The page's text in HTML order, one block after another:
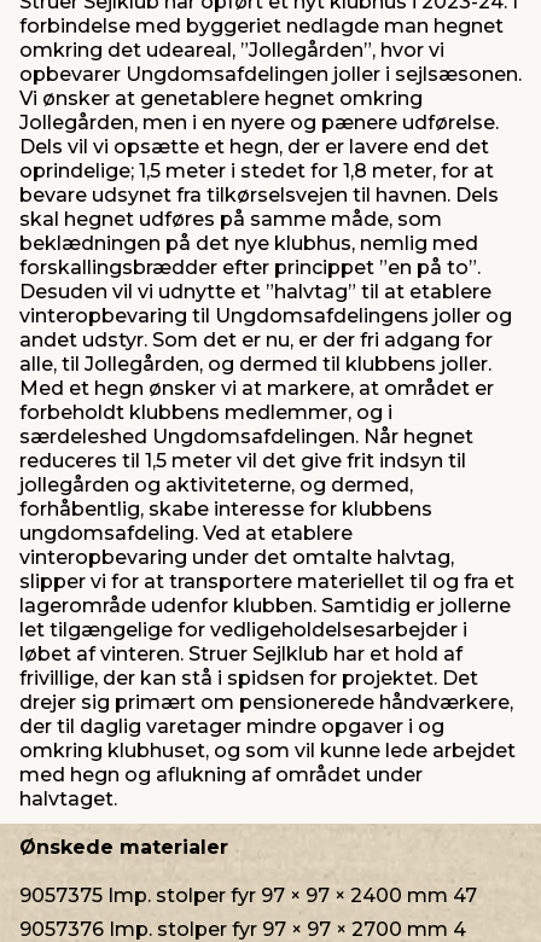
forbindelse med byggeriet nedlagde man hegnet
omkring det udeareal, ”Jollegården”, hvor vi
opbevarer Ungdomsafdelingen joller i sejlsæsonen.
Vi ønsker at genetablere hegnet omkring
Jollegården, men i en nyere og pænere udførelse.
Dels vil vi opsætte et hegn, der er lavere end det
oprindelige; 1,5 meter i stedet for 1,8 meter, for at
bevare udsynet fra tilkørselsvejen til havnen. Dels
skal hegnet udføres på samme måde, som
beklædningen på det nye klubhus, nemlig med
forskallingsbrædder efter princippet ”en på to”.
Desuden vil vi udnytte et ”halvtag” til at etablere
vinteropbevaring til Ungdomsafdelingens joller og
andet udstyr. Som det er nu, er der fri adgang for
alle, til Jollegården, og dermed til klubbens joller.
Med et hegn ønsker vi at markere, at området er
forbeholdt klubbens medlemmer, og i
særdeleshed Ungdomsafdelingen. Når hegnet
reduceres til 1,5 meter vil det give frit indsyn til
jollegården og aktiviteterne, og dermed,
forhåbentlig, skabe interesse for klubbens
ungdomsafdeling. Ved at etablere
vinteropbevaring under det omtalte halvtag,
slipper vi for at transportere materiellet til og fra et
lagerområde udenfor klubben. Samtidig er jollerne
let tilgængelige for vedligeholdelsesarbejder i
løbet af vinteren. Struer Sejlklub har et hold af
frivillige, der kan stå i spidsen for projektet. Det
drejer sig primært om pensionerede håndværkere,
der til daglig varetager mindre opgaver i og
omkring klubhuset, og som vil kunne lede arbejdet
med hegn og aflukning af området under
halvtaget.
Ønskede materialer
9057375 Imp. stolper fyr 97 × 97 × 2400 mm 47
9057376 Imp. stolper fyr 97 × 97 × 2700 mm 4